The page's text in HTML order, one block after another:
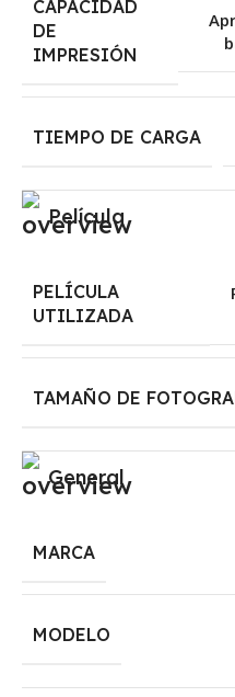
CAPACIDAD
DE
IMPRESIÓN
TIEMPO DE CARGA
Película
PELÍCULA
UTILIZADA
TAMAÑO DE
General
MARCA
MODELO